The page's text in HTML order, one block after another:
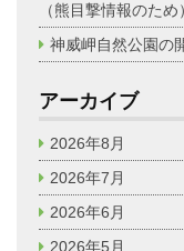
（熊目撃情報のため）
神威岬自然公園の
アーカイブ
2026年8月
2026年7月
2026年6月
2026年5月